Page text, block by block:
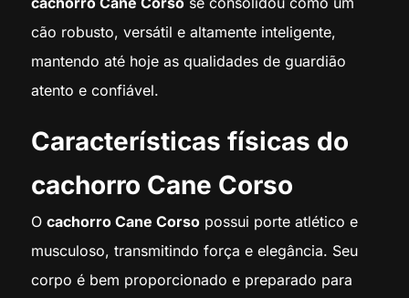
cão robusto, versátil e altamente inteligente,
mantendo até hoje as qualidades de guardião
atento e confiável.
Características físicas do
cachorro Cane Corso
O cachorro Cane Corsopossui porte atlético e
musculoso, transmitindo força e elegância. Seu
corpo é bem proporcionado e preparado para